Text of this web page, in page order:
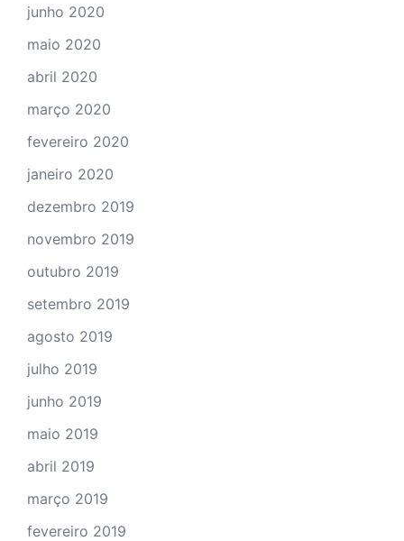
junho 2020
maio 2020
abril 2020
março 2020
fevereiro 2020
janeiro 2020
dezembro 2019
novembro 2019
outubro 2019
setembro 2019
agosto 2019
julho 2019
junho 2019
maio 2019
abril 2019
março 2019
fevereiro 2019